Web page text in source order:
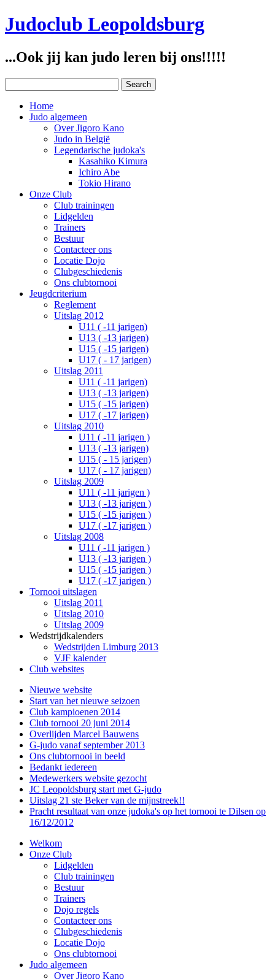
Judoclub Leopoldsburg
...Ook jij kan judo leren bij ons!!!!!
Home
Judo algemeen
Over Jigoro Kano
Judo in België
Legendarische judoka's
Kasahiko Kimura
Ichiro Abe
Tokio Hirano
Onze Club
Club trainingen
Lidgelden
Trainers
Bestuur
Contacteer ons
Locatie Dojo
Clubgeschiedenis
Ons clubtornooi
Jeugdcriterium
Reglement
Uitslag 2012
U11 ( -11 jarigen)
U13 ( -13 jarigen)
U15 ( -15 jarigen)
U17 ( - 17 jarigen)
Uitslag 2011
U11 ( -11 jarigen)
U13 ( -13 jarigen)
U15 ( -15 jarigen)
U17 ( -17 jarigen)
Uitslag 2010
U11 ( -11 jarigen )
U13 ( -13 jarigen)
U15 ( - 15 jarigen)
U17 ( - 17 jarigen)
Uitslag 2009
U11 ( -11 jarigen )
U13 ( -13 jarigen )
U15 ( -15 jarigen )
U17 ( -17 jarigen )
Uitslag 2008
U11 ( -11 jarigen )
U13 ( -13 jarigen )
U15 ( -15 jarigen )
U17 ( -17 jarigen )
Tornooi uitslagen
Uitslag 2011
Uitslag 2010
Uitslag 2009
Wedstrijdkalenders
Wedstrijden Limburg 2013
VJF kalender
Club websites
Nieuwe website
Start van het nieuwe seizoen
Club kampioenen 2014
Club tornooi 20 juni 2014
Overlijden Marcel Bauwens
G-judo vanaf september 2013
Ons clubtornooi in beeld
Bedankt iedereen
Medewerkers website gezocht
JC Leopoldsburg start met G-judo
Uitslag 21 ste Beker van de mijnstreek!!
Pracht resultaat van onze judoka's op het tornooi te Dilsen op
16/12/2012
Welkom
Onze Club
Lidgelden
Club trainingen
Bestuur
Trainers
Dojo regels
Contacteer ons
Clubgeschiedenis
Locatie Dojo
Ons clubtornooi
Judo algemeen
Over Jigoro Kano